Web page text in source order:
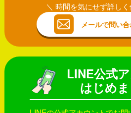
時間を気にせず詳しく
メールで問い
LINE公式
はじめま